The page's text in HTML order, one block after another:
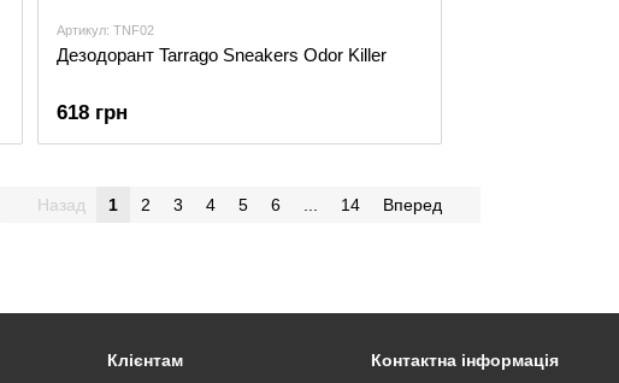
Артикул: TNF02
Дезодорант Tarrago Sneakers Odor Killer
618 грн
Назад 1 2 3 4 5 6 14 Вперед
Клієнтам Контактна інформація